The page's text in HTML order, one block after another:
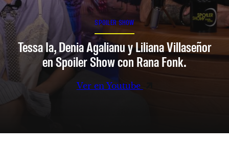
SPOILER SHOW
Tessa Ia, Denia Agalianu y Liliana Villaseñor
en Spoiler Show con Rana Fonk.
Ver en Youtube